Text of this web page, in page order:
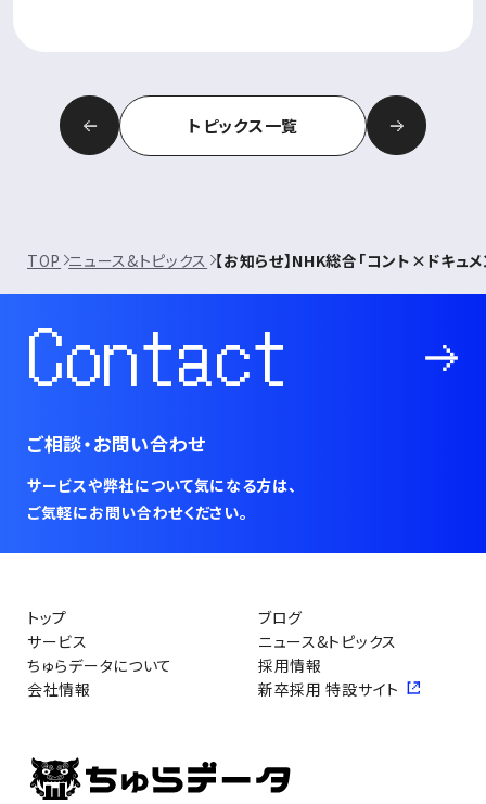
トピックス一覧
TOP ニュース&トピックス 【お知らせ】NHK総合「コント×ドキュ
Contact
ご相談・お問い合わせ
サービスや弊社について気になる方は、
ご気軽にお問い合わせください。
トップ
ブログ
サービス
ニュース&トピックス
ちゅらデータについて
採用情報
会社情報
新卒採用 特設サイト